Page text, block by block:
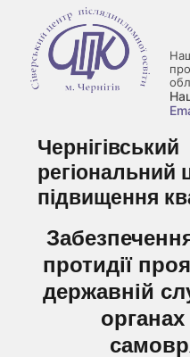
Чернігівський
регіональний
підвищення
протидії
державній